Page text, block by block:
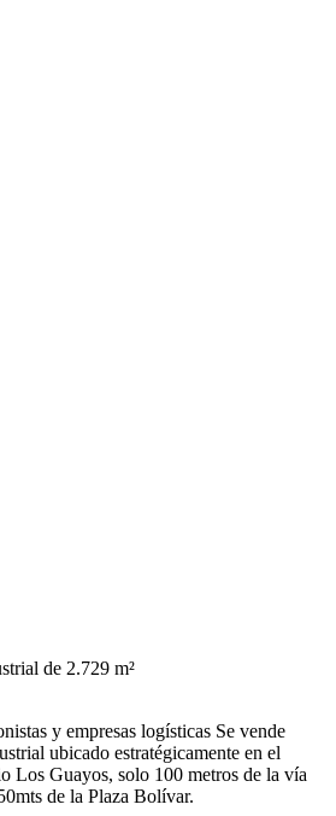
de 2.729 m²
y empresas logísticas Se vende
ubicado estratégicamente en el
Los Guayos, solo 100 metros de la vía
de la Plaza Bolívar.